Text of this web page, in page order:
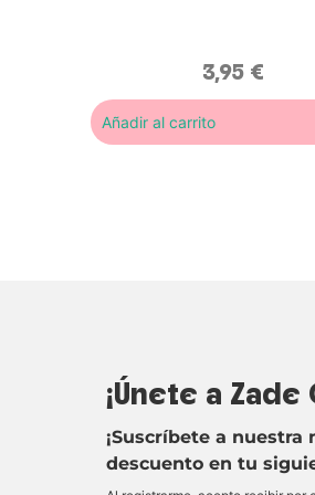
3,95 €
Añadir al carrito
¡Únete a
¡Suscríbete a
descuento en tu